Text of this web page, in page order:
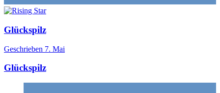
Glückspilz
Geschrieben 7. Mai
Glückspilz